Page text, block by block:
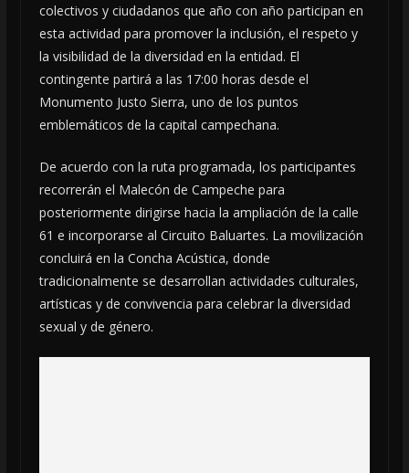
colectivos y ciudadanos que año con año participan en
esta actividad para promover la inclusión, el respeto y
la visibilidad de la diversidad en la entidad. El
contingente partirá a las 17:00 horas desde el
Monumento Justo Sierra, uno de los puntos
emblemáticos de la capital campechana.
De acuerdo con la ruta programada, los participantes
recorrerán el Malecón de Campeche para
posteriormente dirigirse hacia la ampliación de la calle
61 e incorporarse al Circuito Baluartes. La movilización
concluirá en la Concha Acústica, donde
tradicionalmente se desarrollan actividades culturales,
artísticas y de convivencia para celebrar la diversidad
sexual y de género.